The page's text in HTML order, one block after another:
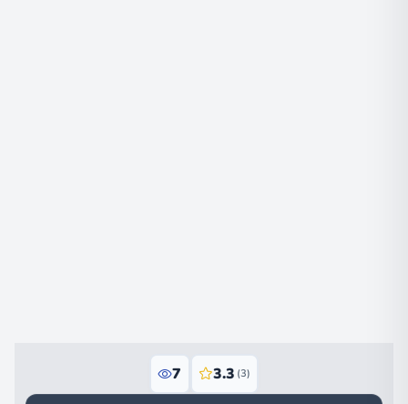
7 3.3 (3)